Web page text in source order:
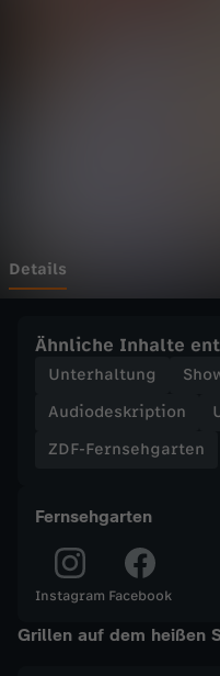
a
t
e
-
D
i
Details
Ähnliche Inhalte
Unterhaltung
Audiodeskription
ZDF-Fernsehgarten
Fernsehgarten
Instagram Facebook
Grillen auf dem heißen